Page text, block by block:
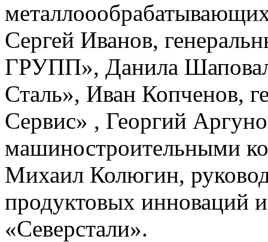
Сергей Иванов,
ГРУПП», Данила
Сталь», Иван Копченов,
Сервис» , Георгий
машиностроительными
Михаил Колюгин,
продуктовых инноваций
«Северстали».